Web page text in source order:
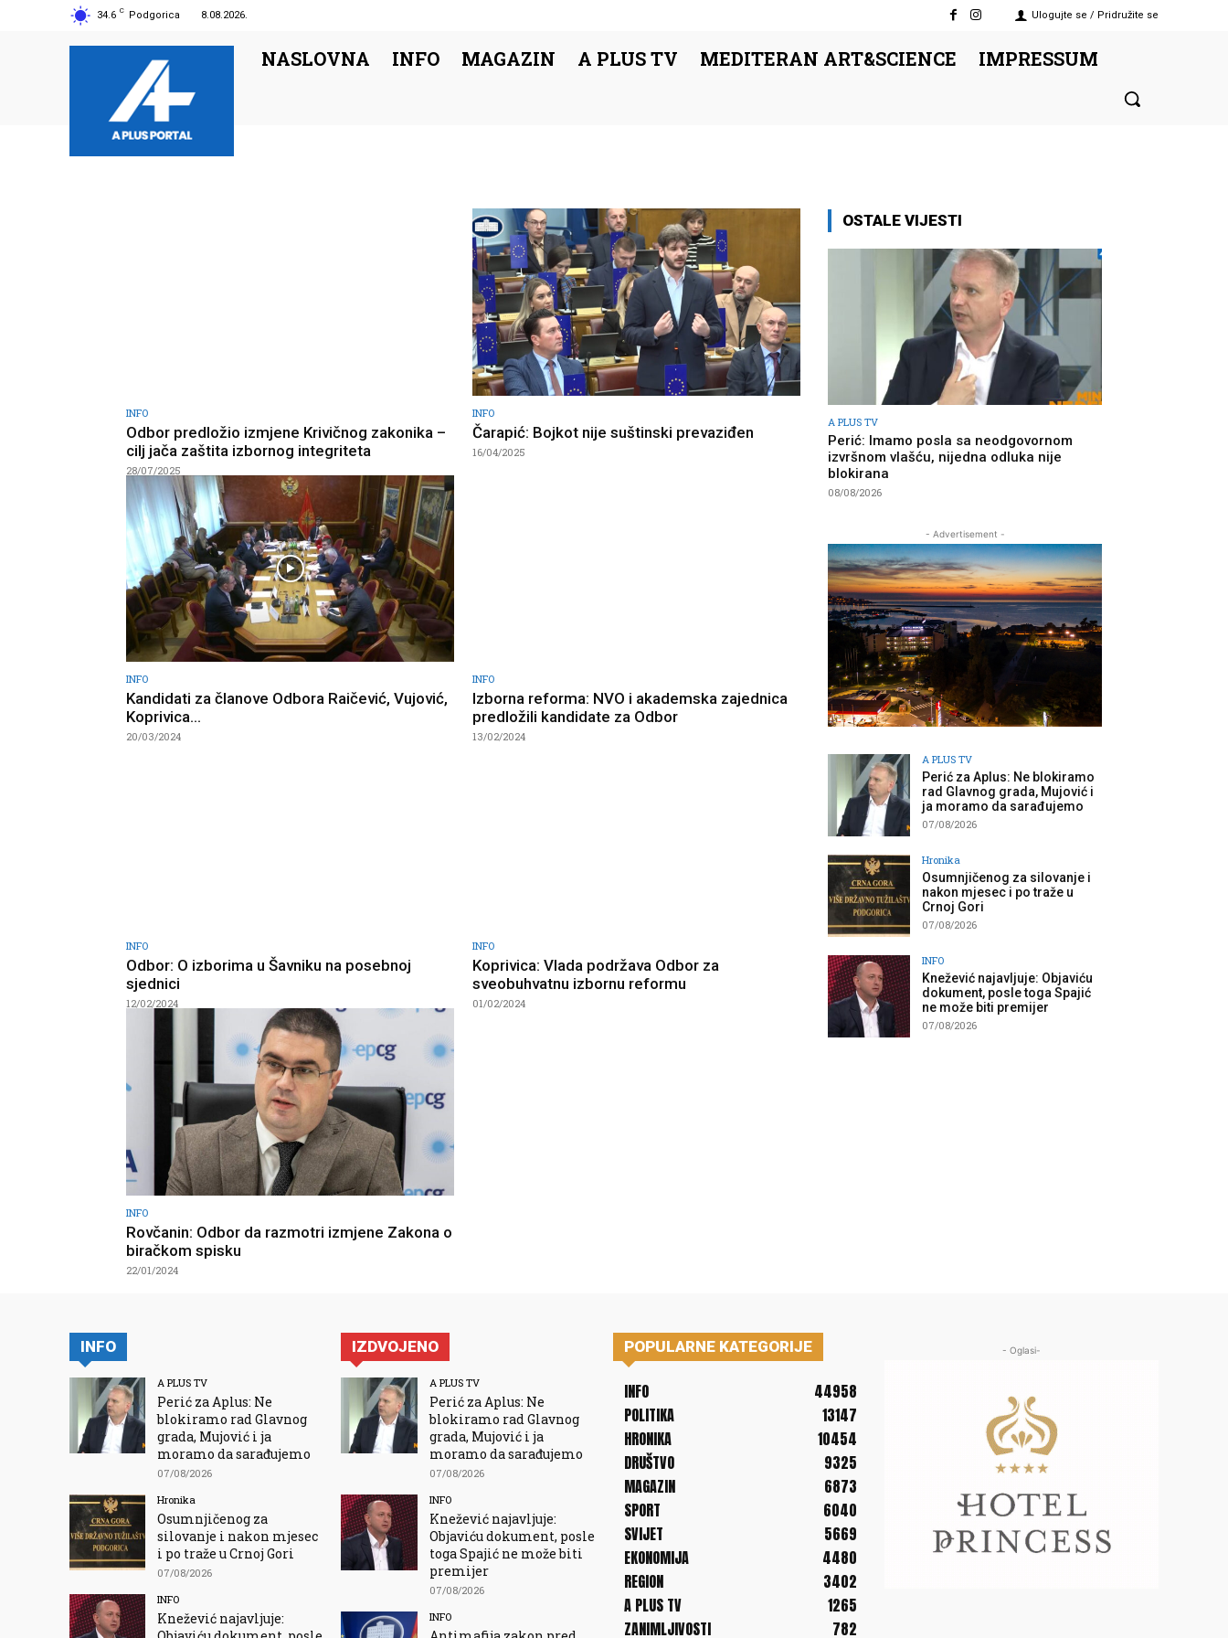
34.6 C Podgorica 8.08.2026. Ulogujte se / Pridružite se
NASLOVNA INFO MAGAZIN A PLUS TV MEDITERAN ART&SCIENCE IMPRESSUM
INFO
Odbor predložio izmjene Krivičnog zakonika –
cilj jača zaštita izbornog integriteta
28/07/2025
INFO
Čarapić: Bojkot nije suštinski prevaziđen
16/04/2025
INFO
Kandidati za članove Odbora Raičević, Vujović,
Koprivica…
20/03/2024
INFO
Izborna reforma: NVO i akademska zajednica
predložili kandidate za Odbor
13/02/2024
INFO
Odbor: O izborima u Šavniku na posebnoj
sjednici
12/02/2024
INFO
Koprivica: Vlada podržava Odbor za
sveobuhvatnu izbornu reformu
01/02/2024
INFO
Rovčanin: Odbor da razmotri izmjene Zakona o
biračkom spisku
22/01/2024
OSTALE VIJESTI
A PLUS TV
Perić: Imamo posla sa neodgovornom
izvršnom vlašću, nijedna odluka nije
blokirana
08/08/2026
- Advertisement -
A PLUS TV
Perić za Aplus: Ne blokiramo
rad Glavnog grada, Mujović i
ja moramo da sarađujemo
07/08/2026
Hronika
Osumnjičenog za silovanje i
nakon mjesec i po traže u
Crnoj Gori
07/08/2026
INFO
Knežević najavljuje: Objaviću
dokument, posle toga Spajić
ne može biti premijer
07/08/2026
INFO
A PLUS TV
Perić za Aplus: Ne
blokiramo rad Glavnog
grada, Mujović i ja
moramo da sarađujemo
07/08/2026
Hronika
Osumnjičenog za
silovanje i nakon mjesec
i po traže u Crnoj Gori
07/08/2026
INFO
Knežević najavljuje:
IZDVOJENO
A PLUS TV
Perić za Aplus: Ne
blokiramo rad Glavnog
grada, Mujović i ja
moramo da sarađujemo
07/08/2026
INFO
Knežević najavljuje:
Objaviću dokument, posle
toga Spajić ne može biti
premijer
07/08/2026
INFO
POPULARNE KATEGORIJE
INFO
44958
POLITIKA
13147
HRONIKA
10454
DRUŠTVO
9325
MAGAZIN
6873
SPORT
6040
SVIJET
5669
EKONOMIJA
4480
REGION
3402
A PLUS TV
1265
ZANIMLJIVOSTI
782
- Oglasi-